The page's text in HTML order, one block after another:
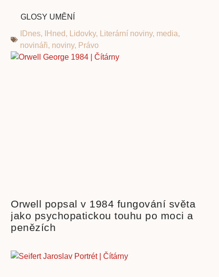
GLOSY UMĚNÍ
IDnes, IHned, Lidovky, Literární noviny, media,
novináři, noviny, Právo
Orwell popsal v 1984 fungování světa
jako psychopatickou touhu po moci a
penězích